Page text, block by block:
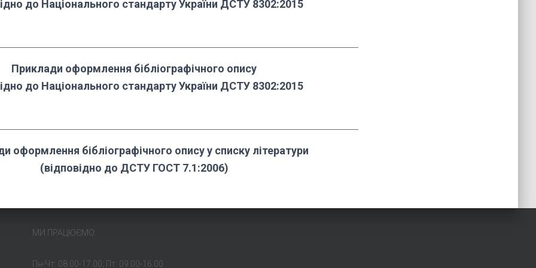
до Національного стандарту України ДСТУ 8302:2015
Приклади оформлення бібліографічного опису
до Національного стандарту України ДСТУ 8302:2015
оформлення бібліографічного опису у списку літератури
(відповідно до ДСТУ ГОСТ 7.1:2006)
МИ ПРАЦЮЄМО:
Пн-Чт: 08.00-17.00; Пт: 09.00-16.00